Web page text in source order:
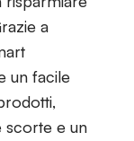
a
un facile
scorte e un